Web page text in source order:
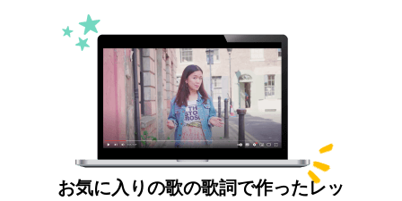
お気に入りの歌の歌詞で作ったレッ